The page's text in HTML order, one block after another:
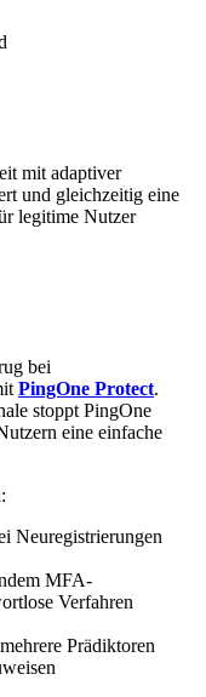
mit adaptiver
und gleichzeitig eine
legitime Nutzer
bei
PingOne Protect.
stoppt PingOne
eine einfache
Neuregistrierungen
MFA-
Verfahren
Prädiktoren